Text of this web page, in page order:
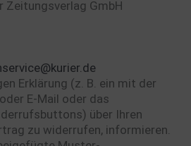
Zeitungsverlag GmbH
Erklärung (z. B. ein mit der
E-Mail oder das
über Ihren
zu widerrufen, informieren.